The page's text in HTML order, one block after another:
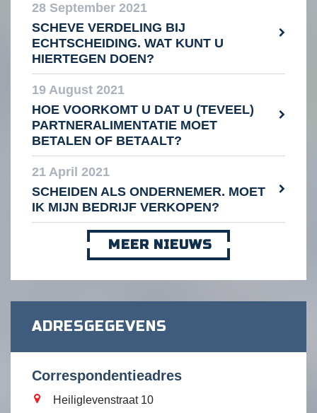
28 September 2021
SCHEVE VERDELING BIJ
ECHTSCHEIDING. WAT KUNT U
HIERTEGEN DOEN?
19 August 2021
HOE VOORKOMT U DAT U (TEVEEL)
PARTNERALIMENTATIE MOET
BETALEN OF BETAALT?
21 April 2021
SCHEIDEN ALS ONDERNEMER. MOET
IK MIJN BEDRIJF VERKOPEN?
MEER NIEUWS
ADRESGEGEVENS
Correspondentieadres
Heiliglevenstraat 10